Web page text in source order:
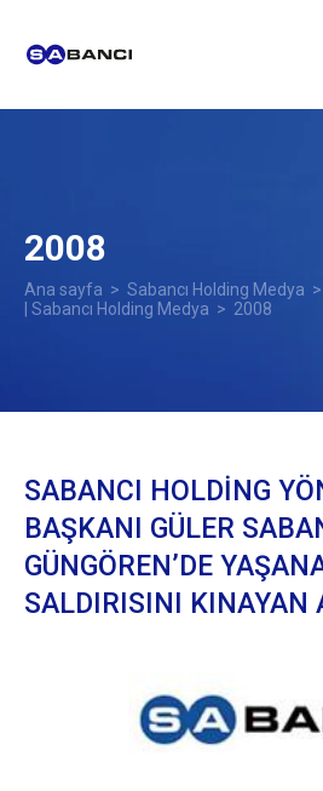
2008
Ana sayfa > Sabancı Holding Medya >
| Sabancı Holding Medya > 2008
SABANCI HOLDİNG
BAŞKANI GÜLER
GÜNGÖREN’DE
SALDIRISINI KINAYAN